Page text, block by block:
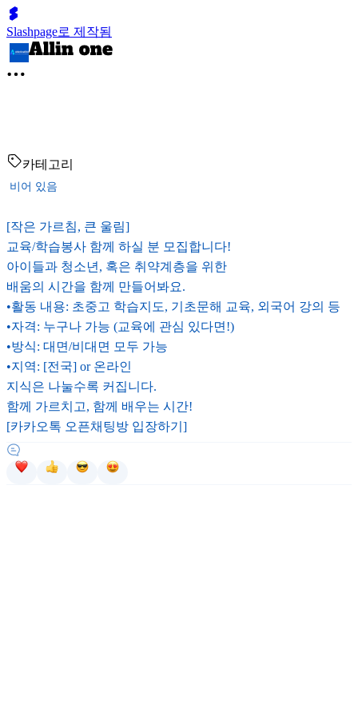
Slashpage로 제작됨
카테고리
비어 있음
[작은 가르침, 큰 울림]
교육/학습봉사 함께 하실 분 모집합니다!
아이들과 청소년, 혹은 취약계층을 위한
배움의 시간을 함께 만들어봐요.
•활동 내용: 초중고 학습지도, 기초문해 교육, 외국어 강의 등
•자격: 누구나 가능 (교육에 관심 있다면!)
•방식: 대면/비대면 모두 가능
•지역: [전국] or 온라인
지식은 나눌수록 커집니다.
함께 가르치고, 함께 배우는 시간!
[카카오톡 오픈채팅방 입장하기]